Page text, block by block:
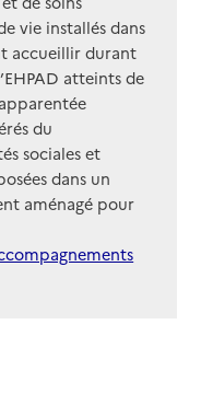
vie installés dans
accueillir durant
atteints de
du
sociales et
dans un
aménagé pour